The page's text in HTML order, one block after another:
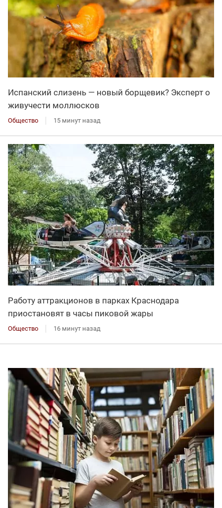
Испанский слизень — новый борщевик? Эксперт о
живучести моллюсков
Общество 15 минут назад
Работу аттракционов в парках Краснодара
приостановят в часы пиковой жары
Общество 16 минут назад